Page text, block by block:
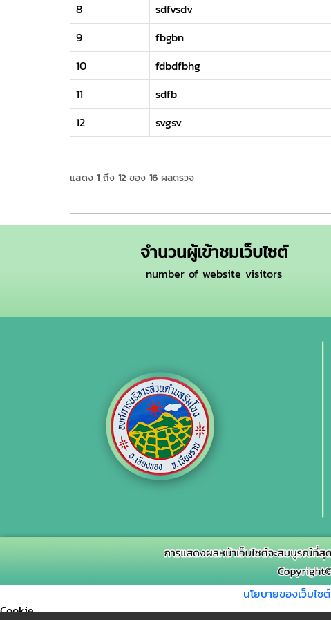
8
sdfvsdv
9
fbgbn
10
fdbdfbhg
11
sdfb
12
svgsv
แสดง 1ถึง 12ของ 16ผลตรวจ
จำนวนผู้เข้าชมเว็บไซต์
number of website visitors
นโยบายของเว็บไซต์
Cookie